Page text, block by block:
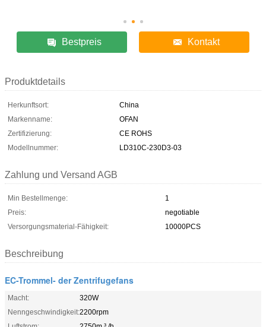
Bestpreis Kontakt
Produktdetails
Herkunftsort:
China
Markenname:
OFAN
Zertifizierung:
CE ROHS
Modellnummer:
LD310C-230D3-03
Zahlung und Versand AGB
Min Bestellmenge:
1
Preis:
negotiable
Versorgungsmaterial-Fähigkeit:
10000PCS
Beschreibung
EC-Trommel- der Zentrifugefans
Macht:
320W
Nenngeschwindigkeit:2200rpm